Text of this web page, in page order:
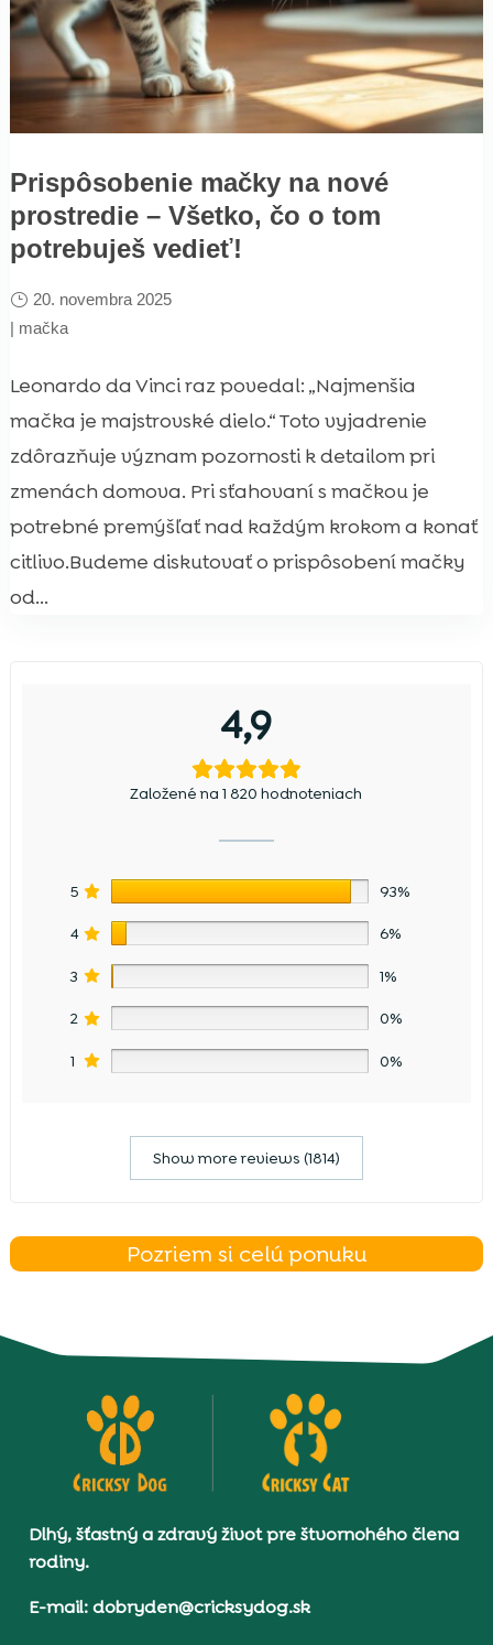
Prispôsobenie mačky na nové
prostredie – Všetko, čo o tom
potrebuješ vedieť!
20. novembra 2025
| mačka
Leonardo da Vinci raz povedal: „Najmenšia
mačka je majstrovské dielo.“ Toto vyjadrenie
zdôrazňuje význam pozornosti k detailom pri
zmenách domova. Pri sťahovaní s mačkou je
potrebné premýšľať nad každým krokom a konať
citlivo.Budeme diskutovať o prispôsobení mačky
od...
4,9
Založené na 1 820 hodnoteniach
5 93%
4 6%
3 1%
2 0%
1 0%
Show more reviews (1814)
Pozriem si celú ponuku
Dlhý, šťastný a zdravý život pre štvornohého člena
rodiny.
E-mail: dobryden@cricksydog.sk